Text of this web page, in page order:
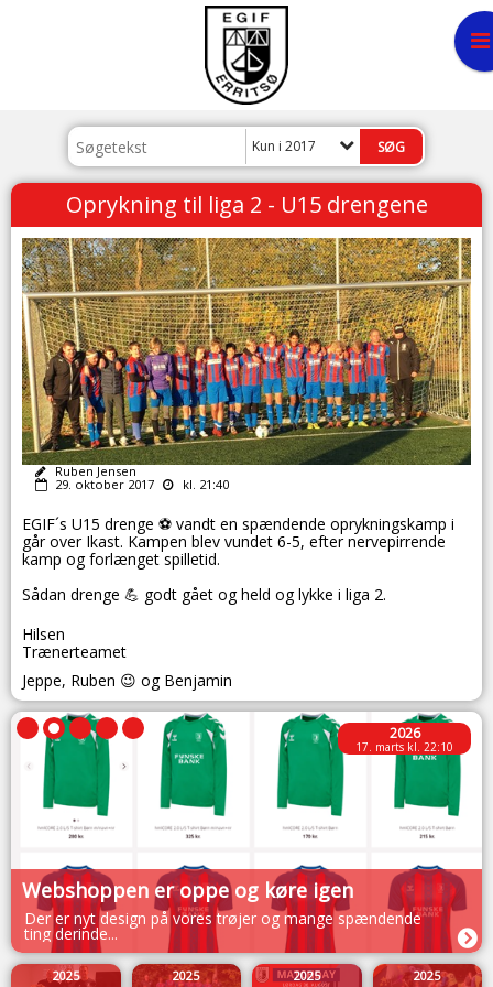
Kun i 2017
Oprykning til liga 2 - U15 drengene
Ruben Jensen
29. oktober 2017
kl. 21:40
EGIF´s U15 drenge ⚽️ vandt en spændende oprykningskamp i
går over Ikast. Kampen blev vundet 6-5, efter nervepirrende
kamp og forlænget spilletid.
Sådan drenge 💪 godt gået og held og lykke i liga 2.
Hilsen
Trænerteamet
Jeppe, Ruben 😉 og Benjamin
2026
17. marts kl. 22:10
Webshoppen er oppe og køre igen
Der er nyt design på vores trøjer og mange spændende
ting derinde...
2025 2025 2025 2025